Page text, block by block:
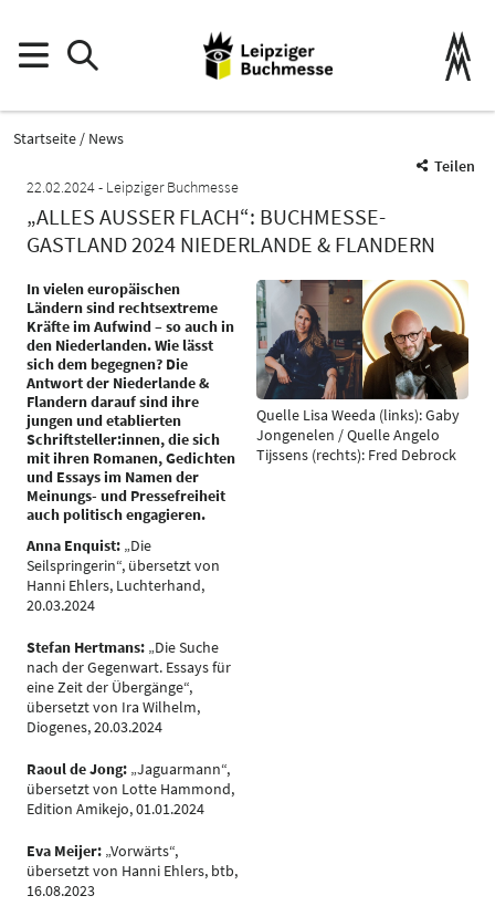
Startseite
News
Teilen
22.02.2024
Leipziger Buchmesse
„ALLES AUSSER FLACH“: BUCHMESSE-G
ASTLAND 2024 NIEDERLANDE & FLANDERN
In vielen europäischen
Ländern sind rechtsextreme
Kräfte im Aufwind – so auch in
den Niederlanden. Wie lässt
sich dem begegnen? Die
Antwort der Niederlande &
Flandern darauf sind ihre
jungen und etablierten
Schriftsteller:innen, die sich
mit ihren Romanen, Gedichten
und Essays im Namen der
Meinungs- und Pressefreiheit
auch politisch engagieren.
Anna Enquist: „Die
Seilspringerin“, übersetzt von
Hanni Ehlers, Luchterhand,
20.03.2024
Stefan Hertmans: „Die Suche
nach der Gegenwart. Essays für
eine Zeit der Übergänge“,
übersetzt von Ira Wilhelm,
Diogenes, 20.03.2024
Raoul de Jong: „Jaguarmann“,
übersetzt von Lotte Hammond,
Edition Amikejo, 01.01.2024
Eva Meijer: „Vorwärts“,
übersetzt von Hanni Ehlers, btb,
16.08.2023
Quelle Lisa Weeda (links): Gaby
Jongenelen / Quelle Angelo
Tijssens (rechts): Fred Debrock